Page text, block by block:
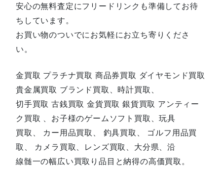
安心の無料査定にフリードリンクも準備してお待
ちしています。
お買い物のついでにお気軽にお立ち寄りくださ
い。
金買取 プラチナ買取 商品券買取 ダイヤモンド買取
貴金属買取 ブランド買取、時計買取、
切手買取 古銭買取 金貨買取 銀貨買取 アンティー
ク買取 、お子様のゲームソフト買取、玩具
買取、 カー用品買取、 釣具買取、 ゴルフ用品買
取、 カメラ買取、レンズ買取、大分県、沿
線髄一の幅広い買取り品目と納得の高価買取。